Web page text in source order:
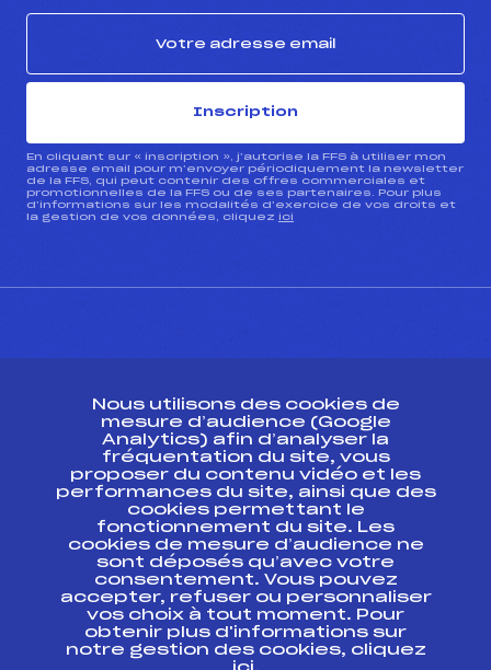
Inscription
En cliquant sur « inscription », j’autorise la FFS à utiliser mon
adresse email pour m’envoyer périodiquement la newsletter
de la FFS, qui peut contenir des offres commerciales et
promotionnelles de la FFS ou de ses partenaires. Pour plus
d’informations sur les modalités d’exercice de vos droits et
la gestion de vos données, cliquez ici
Ressources
Pass’Neige
Projet sportif fédéral
Projet de performance fédéral
Antidopage
Pôle Développement, Formation, Suivi
Scientifique
Listes ministérielles
Pôle vie de l’athlète
Nous utilisons des cookies de
mesure d’audience (Google
Analytics) afin d’analyser la
fréquentation du site, vous
proposer du contenu vidéo et les
performances du site, ainsi que des
cookies permettant le
fonctionnement du site. Les
cookies de mesure d’audience ne
sont déposés qu’avec votre
consentement. Vous pouvez
accepter, refuser ou personnaliser
vos choix à tout moment. Pour
obtenir plus d'informations sur
notre gestion des cookies, cliquez